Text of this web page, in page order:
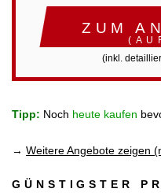
ZUM
(inkl.
Tipp: Noch heute kaufen
→ Weitere Angebote zeigen
GÜNSTIGSTER